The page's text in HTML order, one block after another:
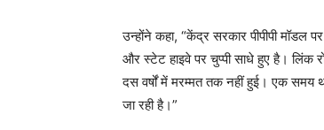
उन्होंने कहा, “केंद्र सरकार पीपीपी मॉडल
और स्टेट हाइवे पर चुप्पी साधे हुए है। लिंक
दस वर्षों में मरम्मत तक नहीं हुई। एक समय
जा रही है।”